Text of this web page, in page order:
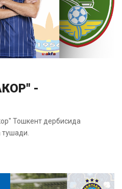
-
Тошкент дербисида